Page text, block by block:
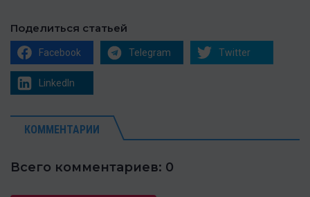
Поделиться статьей
Facebook Telegram Twitter
LinkedIn
КОММЕНТАРИИ
Всего комментариев: 0